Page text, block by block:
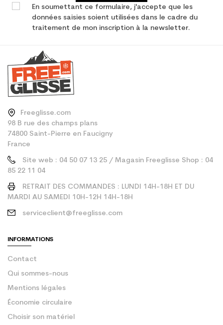
En soumettant ce formulaire, j'accepte que les
données saisies soient utilisées dans le cadre du
traitement de mon inscription à la newsletter.
Freeglisse.com
98 B rue des champs plans
74800 Saint-Pierre en Faucigny
France
Site web : 04 50 07 13 25 / Magasin Freeglisse Shop : 04
85 22 11 04
RETRAIT DES COMMANDES : LUNDI 14H-18H ET DU
MARDI AU SAMEDI 10H-12H 14H-18H
serviceclient@freeglisse.com
INFORMATIONS
Contact
Qui sommes-nous
Mentions légales
Économie circulaire
Choisir son matériel